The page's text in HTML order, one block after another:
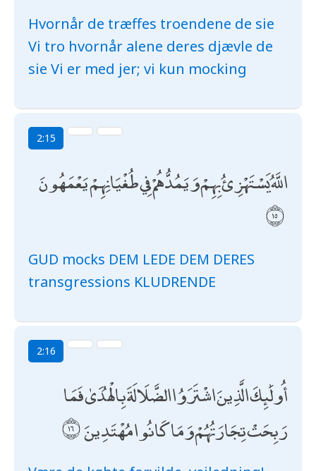
Hvornår de træffes troendene de sie
Vi tro hvornår alene deres djævle de
sie Vi er med jer; vi kun mocking
2:15
اللَّهُ يَسْتَهْزِئُ بِهِمْ وَيَمُدُّهُمْ فِي طُغْيَانِهِمْ يَعْمَهُونَ
GUD mocks DEM LEDE DEM DERES
transgressions KLUDRENDE
2:16
أُولَٰئِكَ الَّذِينَ اشْتَرَوُا الضَّلَالَةَ بِالْهُدَىٰ فَمَا
رَبِحَتْ تِجَارَتُهُمْ وَمَا كَانُوا مُهْتَدِينَ